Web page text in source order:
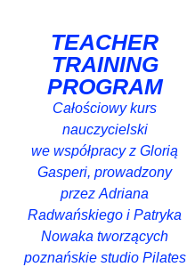
TEACHER
TRAINING
PROGRAM
Całościowy kurs
nauczycielski
we współpracy z Glorią
Gasperi,prowadzony
przez Adriana
Radwańskiego i Patryka
Nowakatworzących
poznańskie studio Pilates